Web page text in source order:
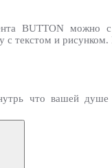
BUTTON можно
с текстом и рисунком.
что вашей